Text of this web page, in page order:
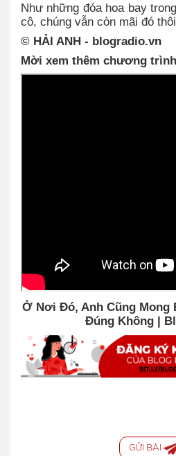
Như những đóa hoa bay
cô, chúng vẫn còn mãi đó
© HẢI ANH - blogradio.vn
Mời xem thêm chương
Ở Nơi Đó, Anh Cũng Mong
Đúng Không |
GỬI BÀI